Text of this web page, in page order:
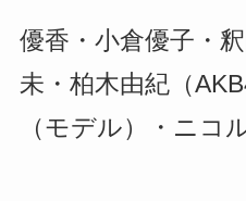
優香・小倉優子・
未・柏木由紀（
（モデル）・ニコ